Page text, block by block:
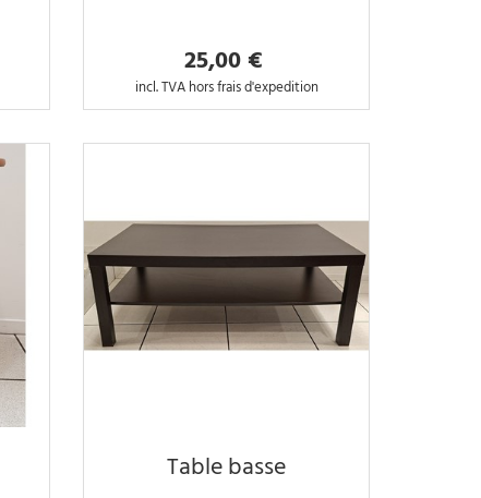
25,00 €
incl. TVA hors frais d'expedition
Table basse